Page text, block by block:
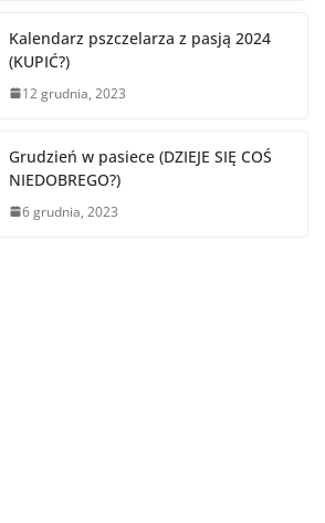
Kalendarz pszczelarza z pasją 2024
(KUPIĆ?)
12 grudnia, 2023
Grudzień w pasiece (DZIEJE SIĘ COŚ
NIEDOBREGO?)
6 grudnia, 2023